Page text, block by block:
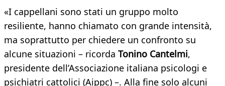
«I cappellani sono stati un gruppo molto
resiliente, hanno chiamato con grande intensità,
ma soprattutto per chiedere un confronto su
alcune situazioni – ricorda Tonino Cantelmi,
presidente dell’Associazione italiana psicologi e
psichiatri cattolici (Aippc) –. Alla fine solo alcuni